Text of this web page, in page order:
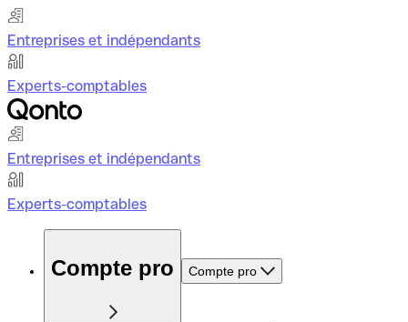
Entreprises et indépendants
Experts-comptables
Entreprises et indépendants
Experts-comptables
Compte pro Compte pro